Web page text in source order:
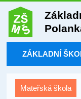
ZÁKLADNÍ
Mateřská škola